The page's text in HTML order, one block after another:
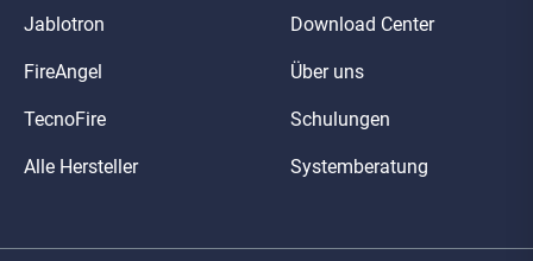
Jablotron
FireAngel
TecnoFire
Alle Hersteller
Download Center
Über uns
Schulungen
Systemberatung